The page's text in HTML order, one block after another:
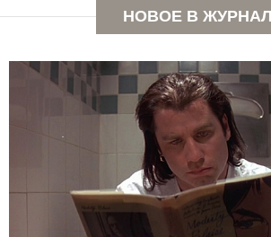
НОВОЕ В